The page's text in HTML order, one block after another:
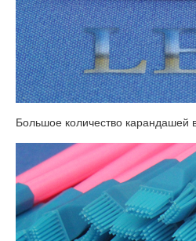
Большое количество